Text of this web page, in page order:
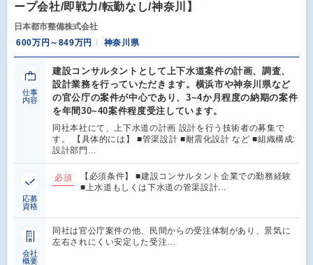
ープ会社/即戦力/転勤なし/神奈川】
日本都市整備株式会社
600万円～849万円
神奈川県
仕事
内容
建設コンサルタントとして上下水道案件の計画、調査、
設計業務を行っていただきます。横浜市や神奈川県など
の官公庁の案件が中心であり、3~4か月程度の納期の案件
を年間30~40案件程度受注しています。
同社本社にて、上下水道の計画 設計を行う技術者の募集で
す。 【具体的には】 ■管渠設計 ■耐震化設計 など ■組織構成:
設計部門…
応募
資格
必須
【必須条件】 ■建設コンサルタント企業での勤務経験
■上水道もしくは下水道の管渠設計…
会社
概要
同社は官公庁案件の他、民間からの受注体制があり、景気に
左右されにくい安定した受注…